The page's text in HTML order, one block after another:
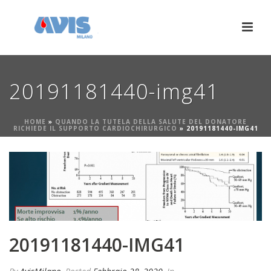
20191181440-img41
HOME » QUANDO LA TUTELA DELLA SALUTE DEL DONATORE
RICHIEDE IL SUPPORTO CARDIOCHIRURGICO » 20191181440-IMG41
20191181440-IMG41